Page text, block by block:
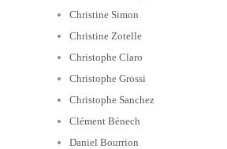
Christine Simon
Christine Zotelle
Christophe Claro
Christophe Grossi
Christophe Sanchez
Clément Bénech
Daniel Bourrion